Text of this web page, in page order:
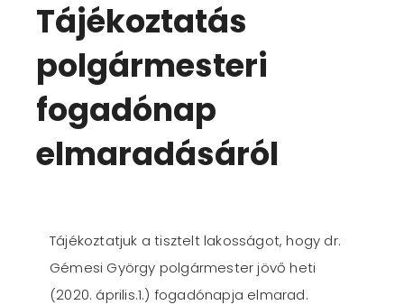
Tájékoztatás
polgármesteri
fogadónap
elmaradásáról
Tájékoztatjuk a tisztelt lakosságot, hogy dr.
Gémesi György polgármester jövő heti
(2020. április.1.) fogadónapja elmarad.